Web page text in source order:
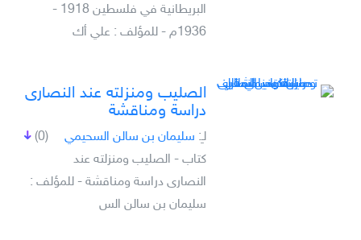
البريطانية في فلسطين 1918 -
1936م - للمؤلف : علي أك
الصليب ومنزلته عند النصارى
دراسة ومناقشة
(0) لـِ: سليمان بن سالن السحيمي
كتاب - الصليب ومنزلته عند
النصارى دراسة ومناقشة - للمؤلف :
سليمان بن سالن الس